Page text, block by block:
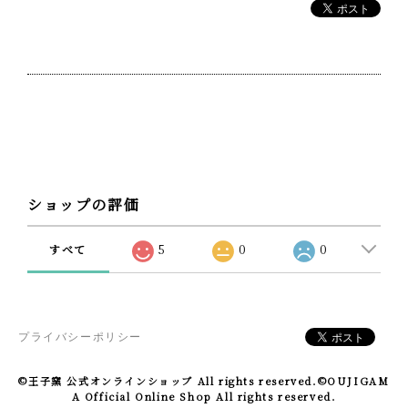
ショップの評価
すべて 5 0 0
プライバシーポリシー
©王子窯 公式オンラインショップ All rights reserved.©OUJIGAM
A Official Online Shop All rights reserved.